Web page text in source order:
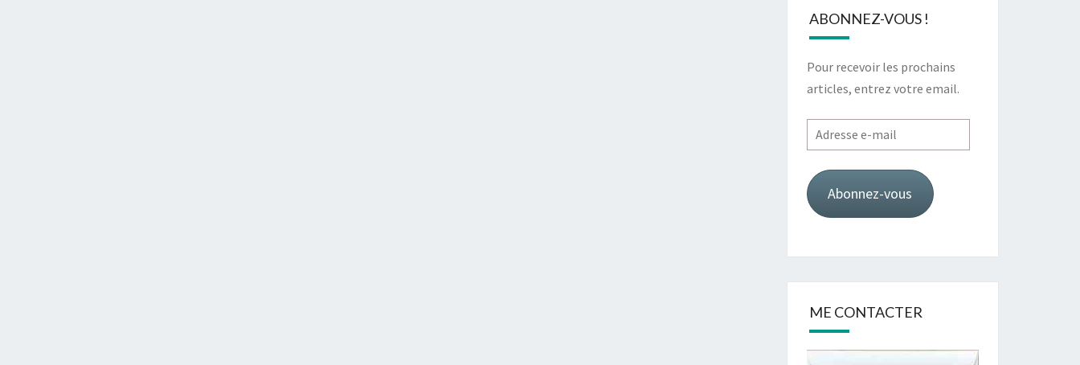
ABONNEZ-VOUS !
Pour recevoir les prochains
articles, entrez votre email.
Adresse
e-
mail
Abonnez-vous
ME CONTACTER